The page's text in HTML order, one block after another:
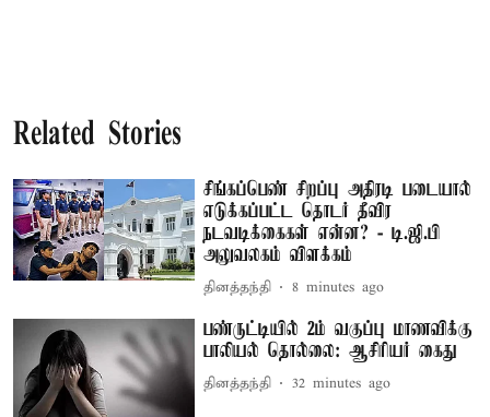
Related Stories
சிங்கப்பெண் சிறப்பு அதிரடி படையால்
எடுக்கப்பட்ட தொடர் தீவிர
நடவடிக்கைகள் என்ன? - டி.ஜி.பி
அலுவலகம் விளக்கம்
தினத்தந்தி 8 minutes ago
பண்ருட்டியில் 2ம் வகுப்பு மாணவிக்கு
பாலியல் தொல்லை: ஆசிரியர் கைது
தினத்தந்தி 32 minutes ago